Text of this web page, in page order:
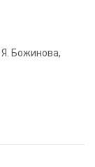
Я. Божинова,